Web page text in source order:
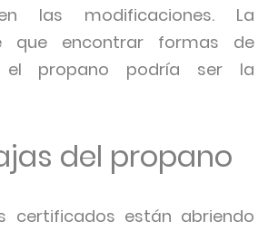
las modificaciones. La
que encontrar formas de
el propano podría ser la
del propano
certificados están abriendo